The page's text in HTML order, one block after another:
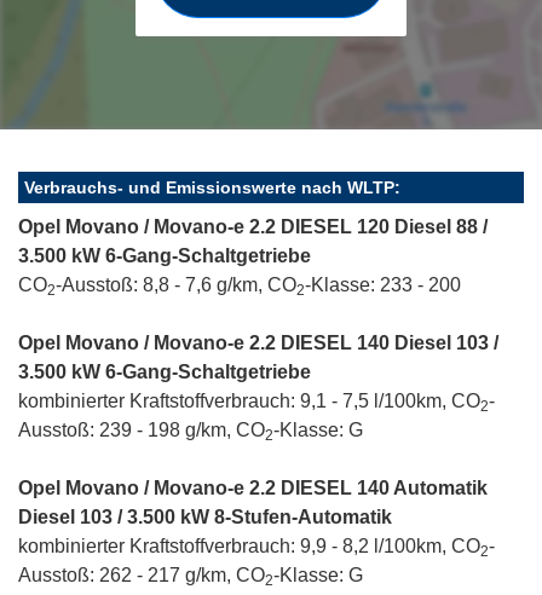
Verbrauchs- und Emissionswerte nach WLTP:
Opel Movano / Movano-e 2.2 DIESEL 120 Diesel 88 /
3.500 kW 6-Gang-Schaltgetriebe
CO2-Ausstoß: 8,8 - 7,6 g/km, CO2-Klasse: 233 - 200
Opel Movano / Movano-e 2.2 DIESEL 140 Diesel 103 /
3.500 kW 6-Gang-Schaltgetriebe
kombinierter Kraftstoffverbrauch: 9,1 - 7,5 l/100km, CO2-
Ausstoß: 239 - 198 g/km, CO2-Klasse: G
Opel Movano / Movano-e 2.2 DIESEL 140 Automatik
Diesel 103 / 3.500 kW 8-Stufen-Automatik
kombinierter Kraftstoffverbrauch: 9,9 - 8,2 l/100km, CO2-
Ausstoß: 262 - 217 g/km, CO2-Klasse: G